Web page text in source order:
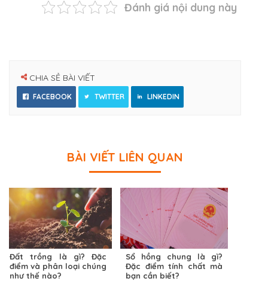
Đánh giá nội dung này
CHIA SẺ BÀI VIẾT
FACEBOOK TWITTER LINKEDIN
BÀI VIẾT LIÊN QUAN
Đất trồng là gì? Đặc
điểm và phân loại chúng
như thế nào?
Sổ hồng chung là gì?
Đặc điểm tính chất mà
bạn cần biết?